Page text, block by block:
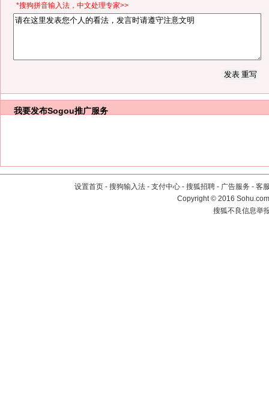
*搜狗拼音输入法，中文处理专家>>
我要发布Sogou推广服务
设置首页 - 搜狗输入法 - 支付中心 - 搜狐招聘 - 广告服务 - 客
Copyright©2016
搜狐不良信息举